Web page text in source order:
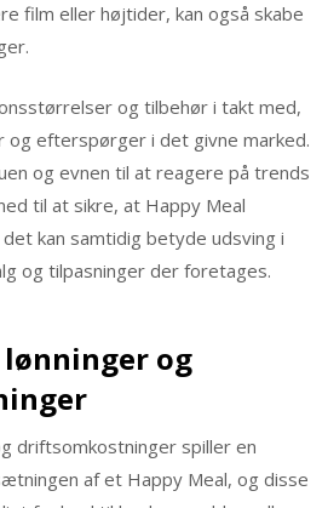
film eller højtider, kan også skabe
og tilbehør i takt med,
og efterspørger i det givne marked.
og evnen til at reagere på trends
til at sikre, at Happy Meal
kan samtidig betyde udsving i
og tilpasninger der foretages.
og
driftsomkostninger spiller en
af et Happy Meal, og disse